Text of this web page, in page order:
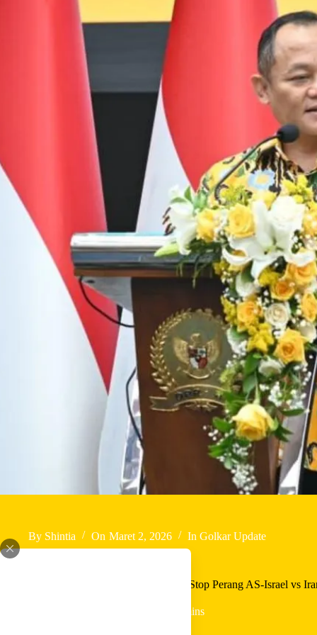
By Shintia On Maret 2, 2026 In Golkar Update
Golkar Minta RI Galang Kekuatan Dunia Stop Perang AS-Israel vs
2 mins